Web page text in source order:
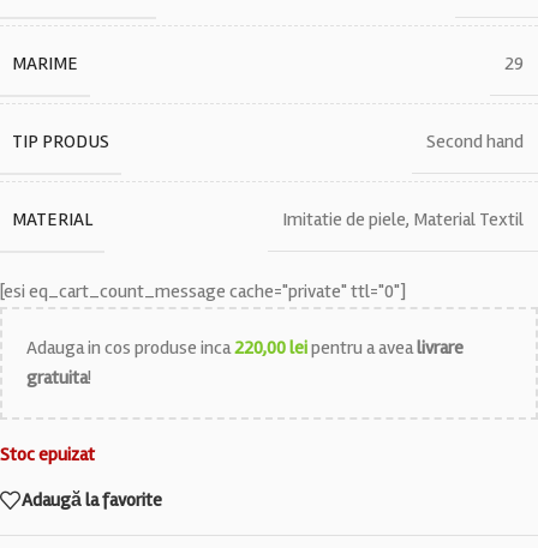
MARIME 29
TIP PRODUS Second hand
MATERIAL Imitatie de piele, Material Textil
[esi eq_cart_count_message cache="private" ttl="0"]
Adauga in cos produse inca220,00leipentru a avealivrare
gratuita!
Stoc epuizat
Adaugă la favorite